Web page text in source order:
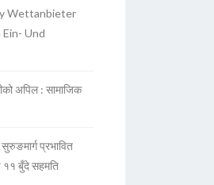
Wettanbieter
Und
अपिल : सामाजिक
सुरुङमार्ग प्रभावित
११ बुँदे सहमति